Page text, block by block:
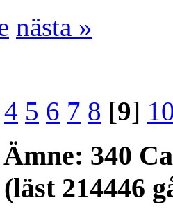
nästa »
4 5 6 7 8 [9]
Ämne: 340
214446